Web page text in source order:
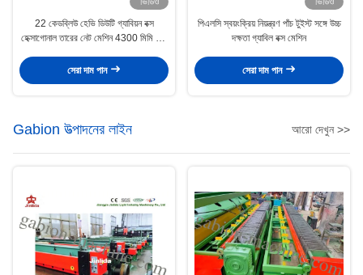
22 কেডব্লিউ হেভি ডিউটি ​​গ্যাবিয়ন বক্স
হেক্সাগোনাল তারের নেট মেশিন 4300 মিমি জাল
সেরা দাম পান
পিএলসি স্বয়ংক্রিয় নিয়ন্ত্রণ পাঁচ টুইস্ট সঙ্গে উচ্চ
দক্ষতা গ্যাবিল বক্স মেশিন
সেরা দাম পান
Gabion উত্পাদনের লাইন আরো দেখুন >>